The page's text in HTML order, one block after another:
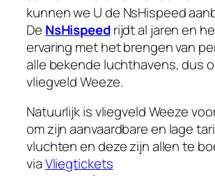
kunnen we U de NsHispeed
De NsHispeedrijdt al jaren en
ervaring met het brengen van
alle bekende luchthavens, dus
vliegveld Weeze.
Natuurlijk is vliegveld Weeze
om zijn aanvaardbare en lage
vluchten en deze zijn allen te
viaVliegtickets